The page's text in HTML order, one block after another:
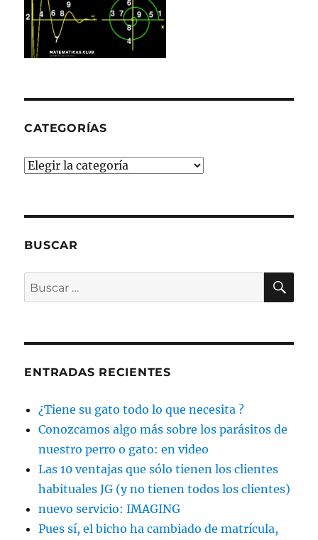
CATEGORÍAS
Categorías
BUSCAR
Buscar
por:
ENTRADAS RECIENTES
¿Tiene su gato todo lo que necesita ?
Conozcamos algo más sobre los parásitos de
nuestro perro o gato: en video
Las 10 ventajas que sólo tienen los clientes
habituales JG (y no tienen todos los clientes)
nuevo servicio: IMAGING
Pues sí, el bicho ha cambiado de matrícula,